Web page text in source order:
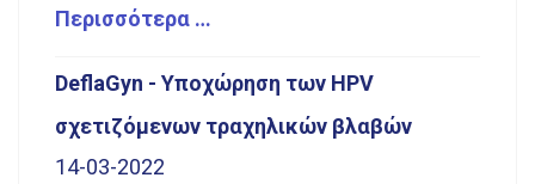
Περισσότερα …
DeflaGyn - Yποχώρηση των HPV
σχετιζόμενων τραχηλικών βλαβών
14-03-2022